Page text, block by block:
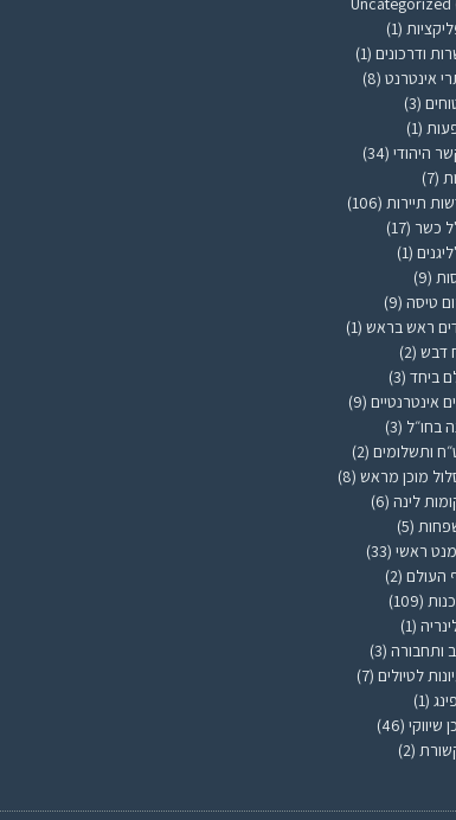
(1)
ודרכונים (1)
אינטרנט (8)
(3)
(1)
היהודי (34)
(7)
תיירות (106)
כשר (17)
(1)
(9)
טיסה (9)
ראש בראש (1)
דבש (2)
ביחד (3)
אינטרנטיים (9)
בחו״ל (3)
ותשלומים (2)
מוכן מראש (8)
לינה (6)
(5)
ראשי (33)
העולם (2)
(109)
(1)
ותחבורה (3)
לטיולים (7)
(1)
שיווקי (46)
(2)